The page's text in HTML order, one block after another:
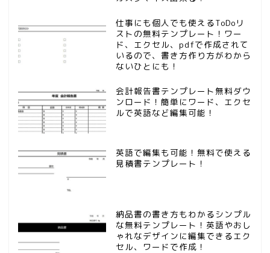
仕事にも個人でも使えるToDoリ
ストの無料テンプレート！ワー
ド、エクセル、pdfで作成されて
いるので、書き方作り方がわから
ないひとにも！
会計報告書テンプレート無料ダウ
ンロード！簡単にワード、エクセ
ルで英語など編集可能！
英語で編集も可能！無料で使える
見積書テンプレート！
納品書の書き方もわかるシンプル
な無料テンプレート！英語やおし
ゃれなデザインに編集できるエク
セル、ワードで作成！